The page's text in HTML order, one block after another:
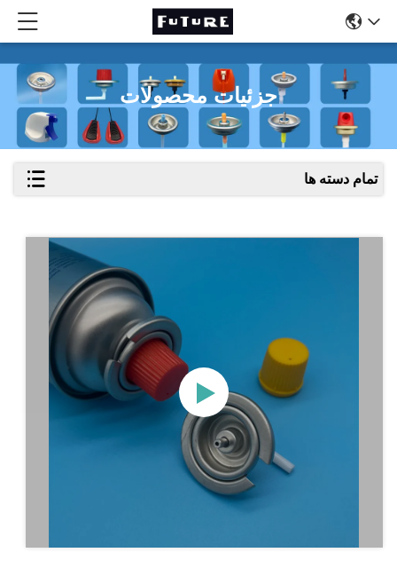
جزئیات محصولات
تمام دسته ها